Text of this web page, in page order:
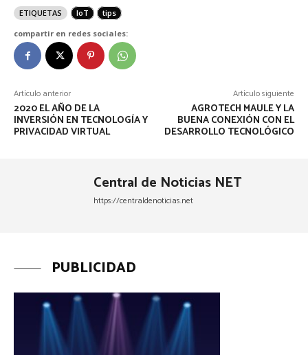
ETIQUETAS IoT
tips
compartir en redes sociales:
Artículo anterior
2020 EL AÑO DE LA
INVERSIÓN EN TECNOLOGÍA Y
PRIVACIDAD VIRTUAL
Artículo siguiente
AGROTECH MAULE Y LA
BUENA CONEXIÓN CON EL
DESARROLLO TECNOLÓGICO
Central de Noticias NET
https://centraldenoticias.net
PUBLICIDAD